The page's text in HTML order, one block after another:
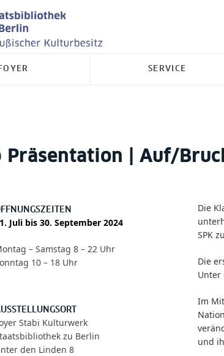
FOYER SERVICE
Präsentation | Auf/
Juli bis 30. September 2024
– Samstag 8 – 22 Uhr
10 – 18 Uhr
Stabi Kulturwerk
zu Berlin
den Linden 8
Die
SPK
Die
Unter
Im
und